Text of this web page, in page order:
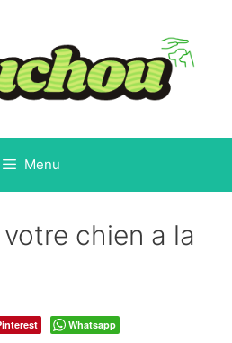
Menu
chien a la
Whatsapp